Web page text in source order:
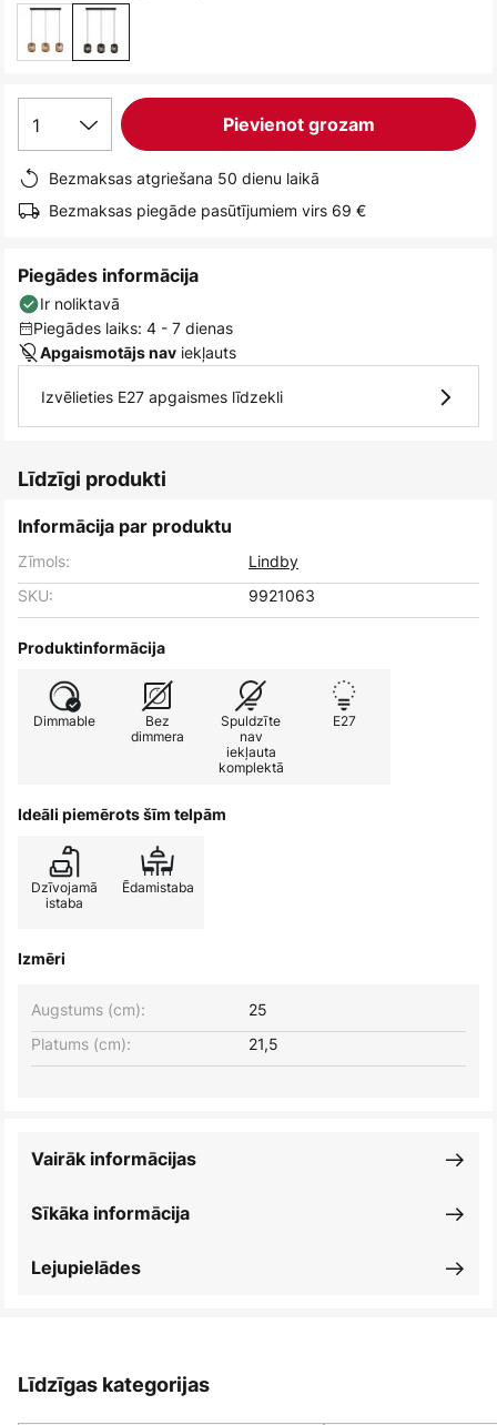
1 Pievienot grozam
Bezmaksas atgriešana 50 dienu laikā
Bezmaksas piegāde pasūtījumiem virs 69 €
Piegādes informācija
Ir noliktavā
Piegādes laiks: 4 - 7 dienas
Apgaismotājs nav iekļauts
Izvēlieties E27 apgaismes līdzekli
Līdzīgi produkti
Informācija par produktu
Zīmols:
Lindby
SKU:
9921063
Produktinformācija
Dimmable
Bez
dimmera
Spuldzīte
nav
iekļauta
komplektā
E27
Ideāli piemērots šīm telpām
Dzīvojamā
istaba
Ēdamistaba
Izmēri
Platums (cm): 21,5
Augstums (cm): 25
Sīkāka informācija
Vairāk informācijas
Lejupielādes
Līdzīgas kategorijas